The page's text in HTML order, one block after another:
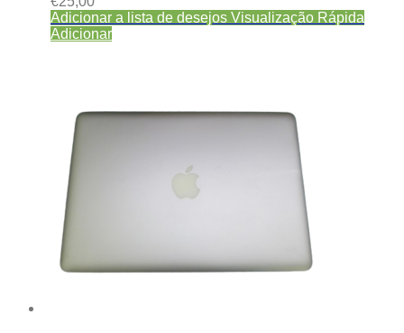
Adicionar a lista de desejos Visualização Rápida
Adicionar